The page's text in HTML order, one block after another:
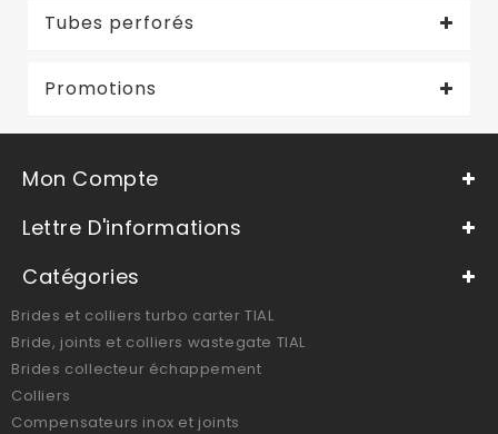
Tubes perforés
Promotions
Mon Compte
Lettre D'informations
Catégories
Brides et colliers turbo carter TIAL
Bride, joints et colliers wastegate TIAL
Brides collecteur échappement
Colliers
Compensateurs inox et joints